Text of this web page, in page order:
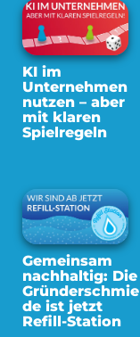
KI im
Unternehmen
nutzen – aber
mit klaren
Spielregeln
Gemeinsam
nachhaltig: Die
Gründerschmie
de ist jetzt
Refill-Station